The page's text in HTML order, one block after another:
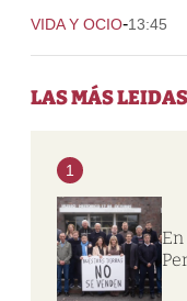
VIDA Y OCIO-13:45
LAS MÁS LEIDAS
1
En